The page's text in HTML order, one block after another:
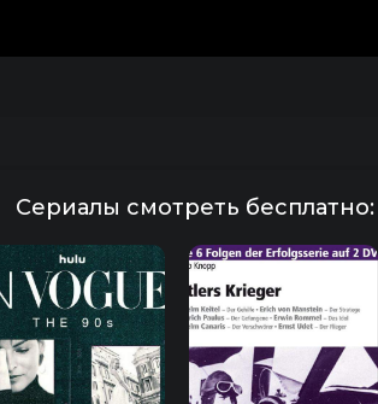
Сериалы смотреть бесплатно: